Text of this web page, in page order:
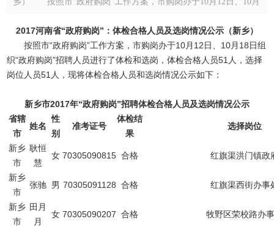
人，选择岗位人员51人，现将 ...
2017河南省“政府购岗”：体检合格人员及选岗情况公示（新乡）
按照市“政府购岗”工作方案，市购岗办于10月12日、10月18日组
织“政府购岗”招聘人员进行了体检和选岗，体检合格人员51人，选择
岗位人员51人，现将体检合格人员和选岗情况公示如下：
新乡市2017年“政府购岗”招聘体检合格人员及选岗情况公示
省辖
市
姓名
性
别
准考证号
体检结
果
选择岗位
新乡
市
耿恒
慧
女 70305090815 合格 红旗渠洪门镇政
新乡
市
张驰 男 70305091128 合格 红旗渠西街办事
新乡
市
田月
月
女 70305090207 合格 牧野区荣校路办